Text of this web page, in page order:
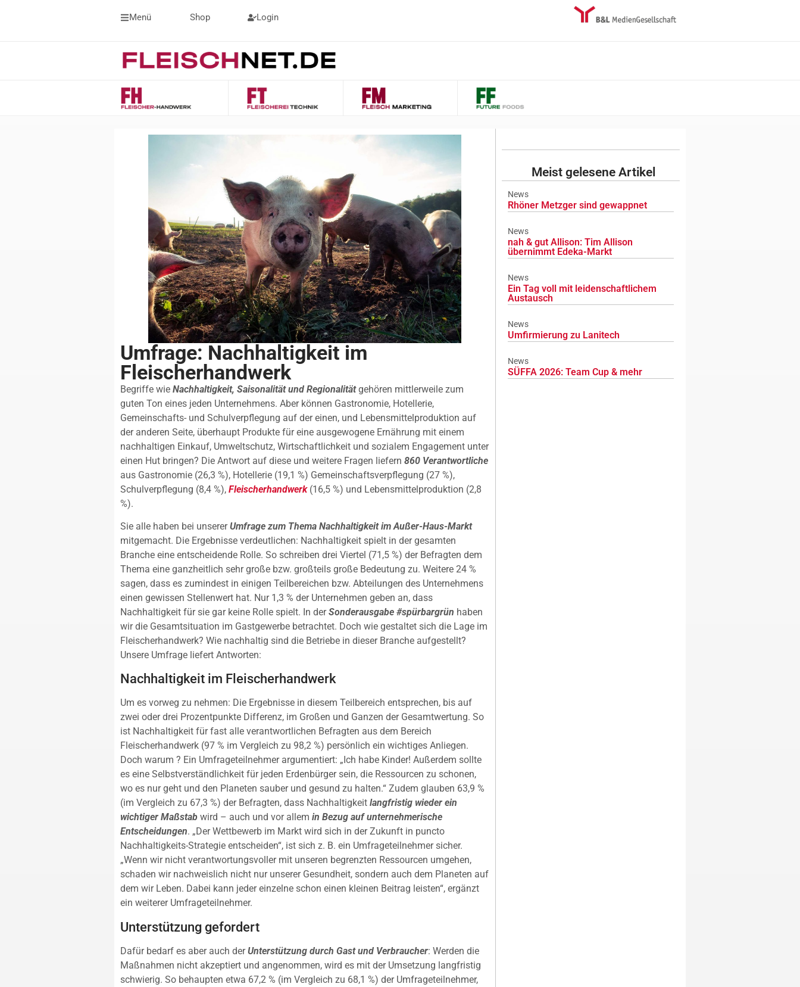
Menü Shop Login
Umfrage: Nachhaltigkeit im
Fleischerhandwerk
Begriffe wie Nachhaltigkeit, Saisonalität und Regionalitätgehören mittlerweile zum
guten Ton eines jeden Unternehmens. Aber können Gastronomie, Hotellerie,
Gemeinschafts- und Schulverpflegung auf der einen, und Lebensmittelproduktion auf
der anderen Seite, überhaupt Produkte für eine ausgewogene Ernährung mit einem
nachhaltigen Einkauf, Umweltschutz, Wirtschaftlichkeit und sozialem Engagement unter
einen Hut bringen? Die Antwort auf diese und weitere Fragen liefern 860 Verantwortliche
aus Gastronomie (26,3 %), Hotellerie (19,1 %) Gemeinschaftsverpflegung (27 %),
Schulverpflegung (8,4 %), Fleischerhandwerk(16,5 %) und Lebensmittelproduktion (2,8
%).
Sie alle haben bei unsererUmfrage zum Thema Nachhaltigkeit im Außer-Haus-Markt
mitgemacht. Die Ergebnisse verdeutlichen: Nachhaltigkeit spielt in der gesamten
Branche eine entscheidende Rolle. So schreiben drei Viertel (71,5 %) der Befragten dem
Thema eine ganzheitlich sehr große bzw. großteils große Bedeutung zu. Weitere 24 %
sagen, dass es zumindest in einigen Teilbereichen bzw. Abteilungen des Unternehmens
einen gewissen Stellenwert hat. Nur 1,3 % der Unternehmen geben an, dass
Nachhaltigkeit für sie gar keine Rolle spielt. In derSonderausgabe #spürbargrün haben
wir die Gesamtsituation im Gastgewerbe betrachtet. Doch wie gestaltet sich die Lage im
Fleischerhandwerk? Wie nachhaltig sind die Betriebe in dieser Branche aufgestellt?
Unsere Umfrage liefert Antworten:
Nachhaltigkeit im Fleischerhandwerk
Um es vorweg zu nehmen: Die Ergebnisse in diesem Teilbereich entsprechen, bis auf
zwei oder drei Prozentpunkte Differenz, im Großen und Ganzen der Gesamtwertung. So
ist Nachhaltigkeit für fast alle verantwortlichen Befragten aus dem Bereich
Fleischerhandwerk (97 % im Vergleich zu 98,2 %) persönlich ein wichtiges Anliegen.
Doch warum ? Ein Umfrageteilnehmer argumentiert: „Ich habe Kinder! Außerdem sollte
es eine Selbstverständlichkeit für jeden Erdenbürger sein, die Ressourcen zu schonen,
wo es nur geht und den Planeten sauber und gesund zu halten.“ Zudem glauben 63,9 %
(im Vergleich zu 67,3 %) der Befragten, dass Nachhaltigkeit langfristig wieder ein
wichtiger Maßstab wird – auch und vor allem in Bezug auf unternehmerische
Entscheidungen. „Der Wettbewerb im Markt wird sich in der Zukunft in puncto
Nachhaltigkeits-Strategie entscheiden“, ist sich z. B. ein Umfrageteilnehmer sicher.
„Wenn wir nicht verantwortungsvoller mit unseren begrenzten Ressourcen umgehen,
schaden wir nachweislich nicht nur unserer Gesundheit, sondern auch dem Planeten auf
dem wir Leben. Dabei kann jeder einzelne schon einen kleinen Beitrag leisten“, ergänzt
ein weiterer Umfrageteilnehmer.
Unterstützung gefordert
Dafür bedarf es aber auch derUnterstützung durch Gast und Verbraucher: Werden die
Maßnahmen nicht akzeptiert und angenommen, wird es mit der Umsetzung langfristig
schwierig. So behaupten etwa 67,2 % (im Vergleich zu 68,1 %) der Umfrageteilnehmer,
Meist gelesene Artikel
News
Rhöner Metzger sind gewappnet
News
nah & gut Allison: Tim Allison
übernimmt Edeka-Markt
News
Ein Tag voll mit leidenschaftlichem
Austausch
News
Umfirmierung zu Lanitech
News
SÜFFA 2026: Team Cup & mehr